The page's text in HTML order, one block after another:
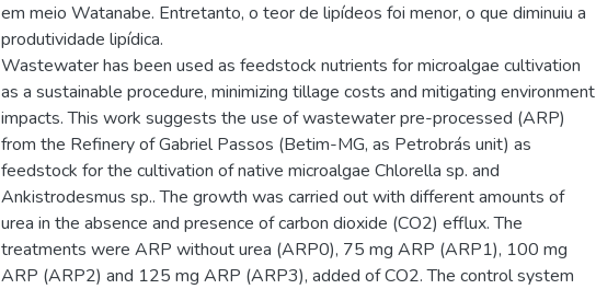
em meio Watanabe. Entretanto, o teor de lipídeos foi menor, o que diminuiu a
produtividade lipídica.
Wastewater has been used as feedstock nutrients for microalgae cultivation
as a sustainable procedure, minimizing tillage costs and mitigating environment
impacts. This work suggests the use of wastewater pre-processed (ARP)
from the Refinery of Gabriel Passos (Betim-MG, as Petrobrás unit) as
feedstock for the cultivation of native microalgae Chlorella sp. and
Ankistrodesmus sp.. The growth was carried out with different amounts of
urea in the absence and presence of carbon dioxide (CO2) efflux. The
treatments were ARP without urea (ARP0), 75 mg ARP (ARP1), 100 mg
ARP (ARP2) and 125 mg ARP (ARP3), added of CO2. The control system